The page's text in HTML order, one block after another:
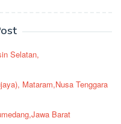
Selatan,
Mataram,Nusa Tenggara
Barat